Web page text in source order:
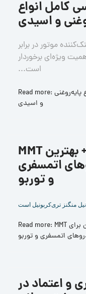
کامل انواع
و اسیدی
موتور در برابر
ویژه‌ای برخوردار
است...
Read more: ضدیخ مناسب موتور شما: بررسی کامل انواع پایه‌روغنی
و اسیدی
MMT در مکمل‌های اکتان + بهترین
اتمسفری
و توربو
Read more: MMT در مکمل‌های اکتان + بهترین مکمل بنزین برای
اتمسفری و توربو
و اعتماد در